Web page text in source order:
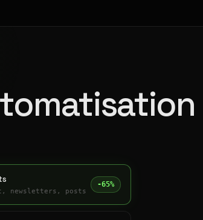
newsletters, posts
-65%